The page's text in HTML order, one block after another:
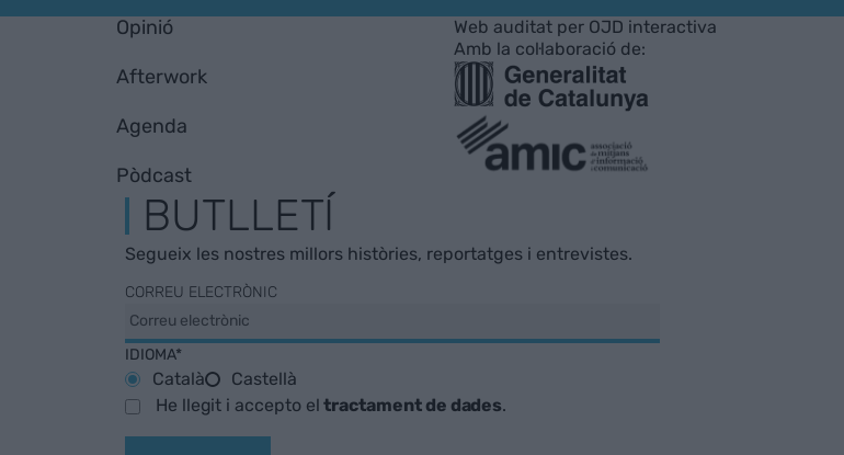
Opinió
Afterwork
Agenda
Pòdcast
Web auditat per OJD interactiva
Amb la col·laboració de:
BUTLLETÍ
Segueix les nostres millors històries, reportatges i entrevistes.
CORREU ELECTRÒNIC
IDIOMA*
Català
Castellà
He llegit i accepto eltractament de dades.